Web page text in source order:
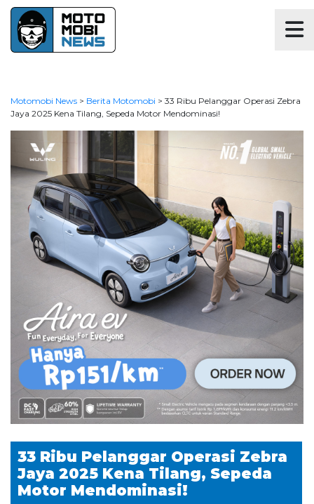
Motomobi News > Berita Motomobi > 33 Ribu Pelanggar Operasi Zebra
Jaya 2025 Kena Tilang, Sepeda Motor Mendominasi!
33 Ribu Pelanggar Operasi Zebra
Jaya 2025 Kena Tilang, Sepeda
Motor Mendominasi!